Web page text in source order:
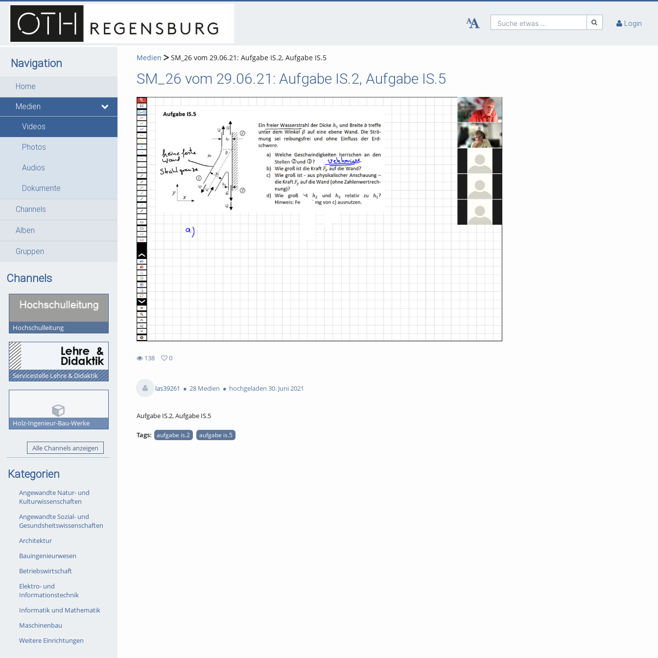
Suche etwas ... Login
Navigation
Home
Medien
Videos
Photos
Audios
Dokumente
Channels
Alben
Gruppen
Channels
Hochschulleitung
Servicestelle Lehre & Didaktik
Holz-Ingenieur-Bau-Werke
Alle Channels anzeigen
Kategorien
Angewandte Natur- und
Kulturwissenschaften
Angewandte Sozial- und
Gesundsheitswissenschaften
Architektur
Bauingenieurwesen
Betriebswirtschaft
Elektro- und
Informationstechnik
Informatik und Mathematik
Maschinenbau
Weitere Einrichtungen
Medien SM_26 vom 29.06.21: Aufgabe IS.2, Aufgabe IS.5
SM_26 vom 29.06.21: Aufgabe IS.2, Aufgabe IS.5
Video abspielen
138
views
0
las39261
28 Medien hochgeladen 30. Juni 2021
Aufgabe IS.2, Aufgabe IS.5
Tags: aufgabe is.2 aufgabe is.5